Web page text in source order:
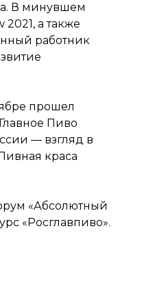
В минувшем
а также
работник
прошел
Пиво
— взгляд в
краса
«Абсолютный
«Росглавпиво».